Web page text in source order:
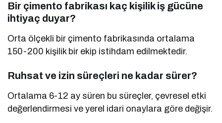
Bir çimento fabrikası kaç kişilik iş gücüne
ihtiyaç duyar?
Orta ölçekli bir çimento fabrikasında ortalama
150-200 kişilik bir ekip istihdam edilmektedir.
Ruhsat ve izin süreçleri ne kadar sürer?
Ortalama 6-12 ay süren bu süreçler, çevresel etki
değerlendirmesi ve yerel idari onaylara göre değişir.